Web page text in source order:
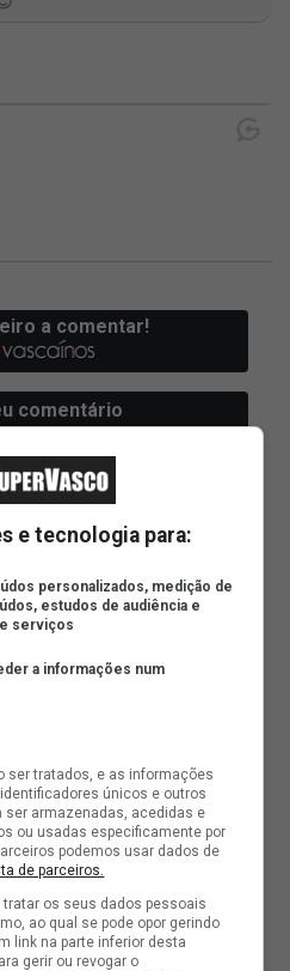
e tecnologia para:
personalizados, medição de
estudos de audiência e
serviços
a informações num
ser tratados, e as informações
únicos e outros
ser armazenadas, acedidas e
ou usadas especificamente por
podemos usar dados de
de parceiros.
os seus dados pessoais
ao qual se pode opor gerindo
link na parte inferior desta
gerir ou revogar o